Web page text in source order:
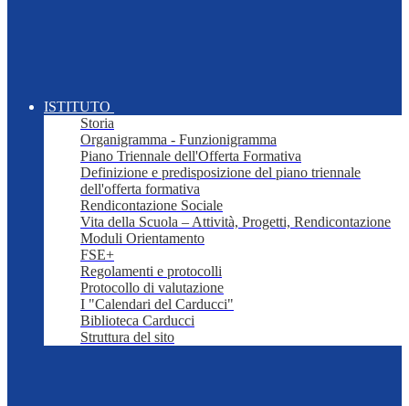
ISTITUTO
Storia
Organigramma - Funzionigramma
Piano Triennale dell'Offerta Formativa
Definizione e predisposizione del piano triennale
dell'offerta formativa
Rendicontazione Sociale
Vita della Scuola – Attività, Progetti, Rendicontazione
Moduli Orientamento
FSE+
Regolamenti e protocolli
Protocollo di valutazione
I "Calendari del Carducci"
Biblioteca Carducci
Struttura del sito